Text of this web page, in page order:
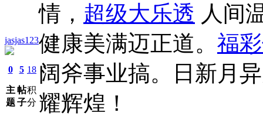
jasjas123
0
主
题
5
帖
子
18
积
分
情， 超级大乐透 人间
健康美满迈正道。 福
阔斧事业搞。日新月
耀辉煌！